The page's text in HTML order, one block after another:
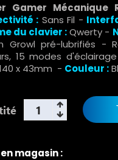
Gamer Mécanique
: Sans Fil -
du clavier :Qwerty -
Growl pré-lubrifiés -
15 modes
x 43mm - Couleur :
magasin :